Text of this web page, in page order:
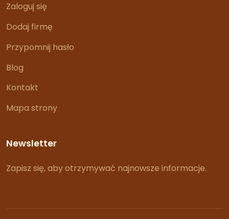
Zaloguj się
Dodaj firmę
Przypomnij hasło
Blog
Kontakt
Mapa strony
Newsletter
Zapisz się, aby otrzymywać najnowsze informacje.